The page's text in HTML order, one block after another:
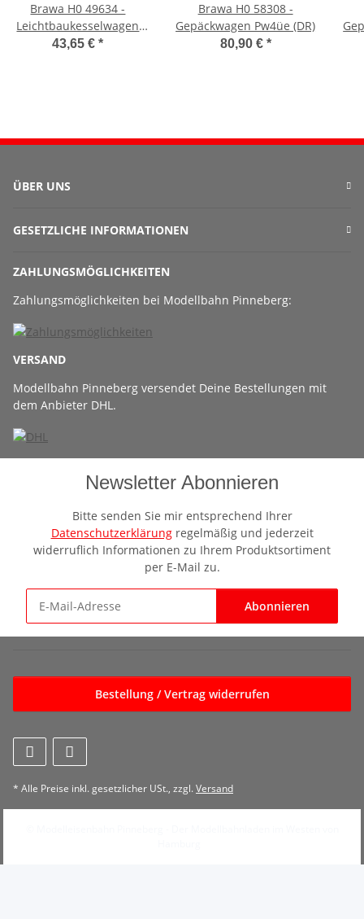
Brawa H0 49634 -
Leichtbaukesselwagen
Uerdingen ZZ Leuna (DR)
43,65 €*
Brawa H0 58308 -
Gepäckwagen Pw4üe (DR)
80,90 € *
ÜBER UNS
GESETZLICHE INFORMATIONEN
ZAHLUNGSMÖGLICHKEITEN
Zahlungsmöglichkeiten bei Modellbahn Pinneberg:
VERSAND
Modellbahn Pinneberg versendet Deine Bestellungen mit
dem Anbieter DHL.
Newsletter Abonnieren
Bitte senden Sie mir entsprechend Ihrer
Datenschutzerklärungregelmäßig und jederzeit
widerruflich Informationen zu Ihrem Produktsortiment
per E-Mail zu.
Abonnieren
Bestellung / Vertrag widerrufen
* Alle Preise inkl. gesetzlicher USt., zzgl.Versand